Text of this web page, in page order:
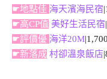
☛地點佳 海天濱海民宿
☛高CP值 美好生活民宿
☛評價優 海洋20M|1,700
☛新落成 村卻溫泉飯店